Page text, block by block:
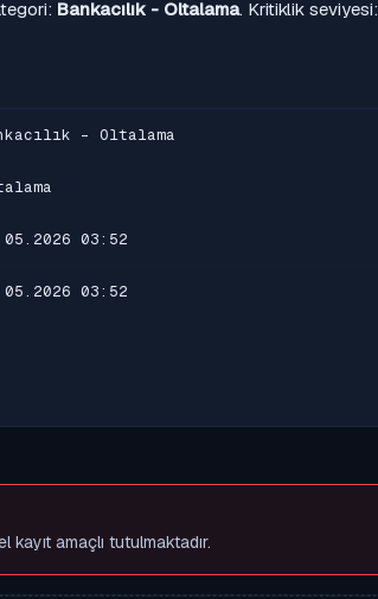
Bankacılık - Oltalama. Kritiklik seviyesi:
- Oltalama
03:52
03:52
amaçlı tutulmaktadır.